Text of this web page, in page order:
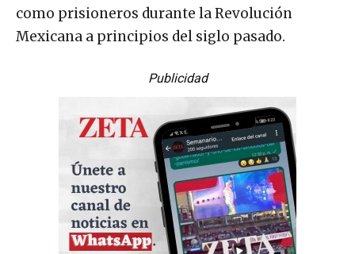
como prisioneros durante la Revolución
Mexicana a principios del siglo pasado.
Publicidad